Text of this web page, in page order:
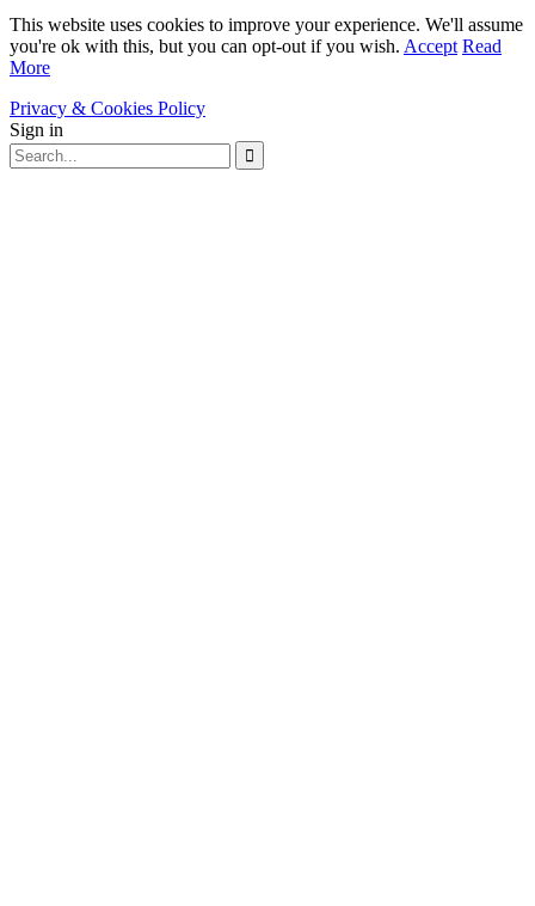
This website uses cookies to improve your experience. We'll assume
you're ok with this, but you can opt-out if you wish. Accept Read
More
Privacy & Cookies Policy
Sign in